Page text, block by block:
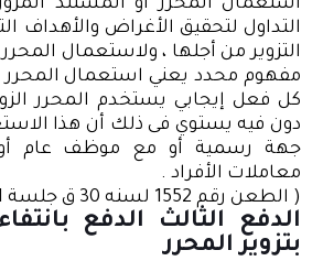
استعمال المحرر أو المستند
التداول لتحقيق الأغراض والأهداف
التزوير من أجلها ، ولاستعمال
مفهوم محدد يعني استعمال المحرر
كل فعل إيجابي يستخدم المحرر
دون فيه يستوي فى ذلك أن هذا
جهة رسمية أو مع موظف عام
معاملات الأفراد .
( الطعن رقم 1552 لسنه 30 ق جلسة 9/1/1961 )
الدفع الثالث الدفع
بتزوير المحرر